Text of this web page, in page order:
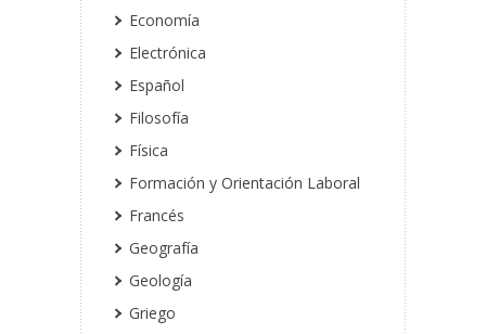
Economía
Electrónica
Español
Filosofía
Física
Formación y Orientación Laboral
Francés
Geografía
Geología
Griego